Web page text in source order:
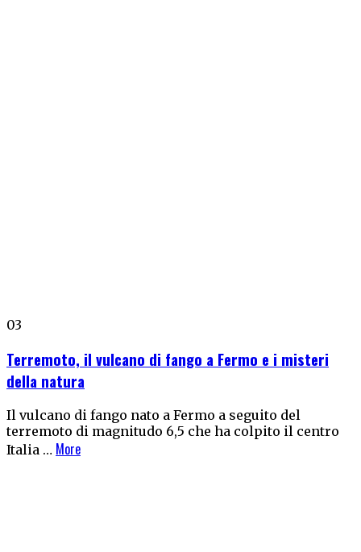
03
Terremoto, il vulcano di fango a Fermo e i misteri
della natura
Il vulcano di fango nato a Fermo a seguito del
terremoto di magnitudo 6,5 che ha colpito il centro
Italia … More